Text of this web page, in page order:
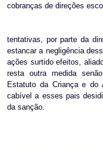
cobranças de direções
tentativas, por parte da
estancar a negligência
ações surtido efeitos,
resta outra medida
Estatuto da Criança e do
cabível a esses pais
da sanção.